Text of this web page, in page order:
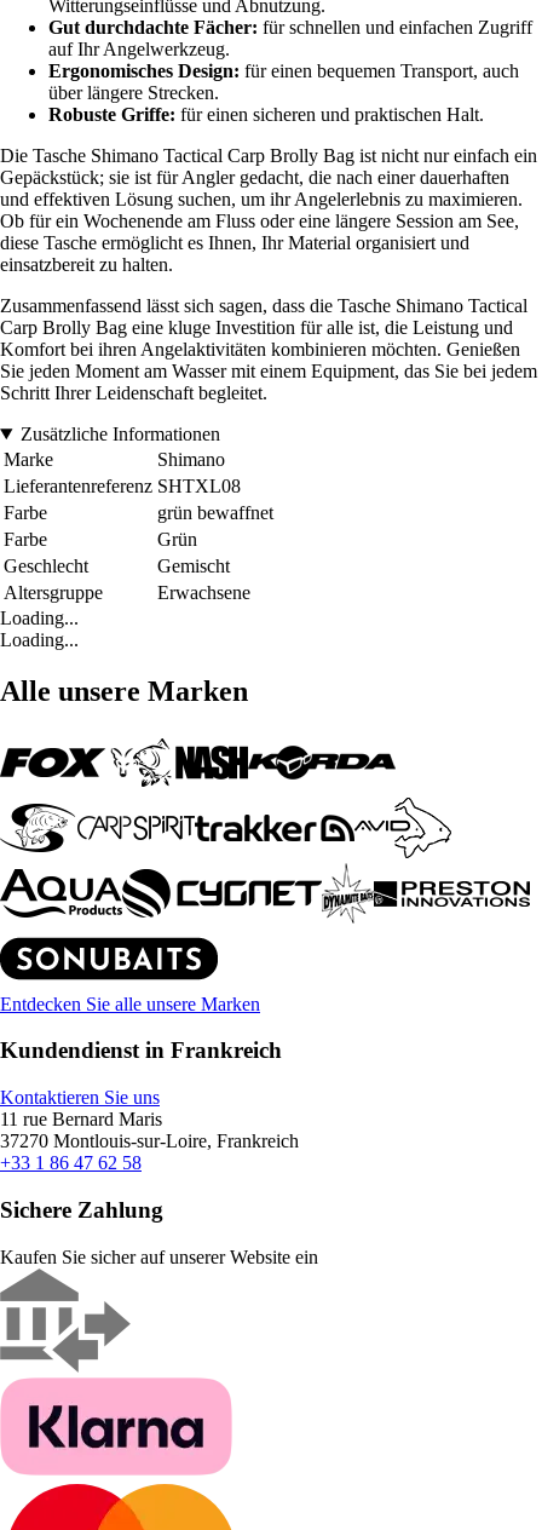
Witterungseinflüsse und Abnutzung.
Gut durchdachte Fächer: für schnellen und einfachen Zugriff
auf Ihr Angelwerkzeug.
Ergonomisches Design: für einen bequemen Transport, auch
über längere Strecken.
Robuste Griffe: für einen sicheren und praktischen Halt.
Die Tasche Shimano Tactical Carp Brolly Bag ist nicht nur einfach ein
Gepäckstück; sie ist für Angler gedacht, die nach einer dauerhaften
und effektiven Lösung suchen, um ihr Angelerlebnis zu maximieren.
Ob für ein Wochenende am Fluss oder eine längere Session am See,
diese Tasche ermöglicht es Ihnen, Ihr Material organisiert und
einsatzbereit zu halten.
Zusammenfassend lässt sich sagen, dass die Tasche Shimano Tactical
Carp Brolly Bag eine kluge Investition für alle ist, die Leistung und
Komfort bei ihren Angelaktivitäten kombinieren möchten. Genießen
Sie jeden Moment am Wasser mit einem Equipment, das Sie bei jedem
Schritt Ihrer Leidenschaft begleitet.
Zusätzliche Informationen
Marke
Shimano
Lieferantenreferenz SHTXL08
Farbe
grün bewaffnet
Farbe
Grün
Geschlecht
Gemischt
Altersgruppe
Erwachsene
Loading...
Loading...
Alle unsere Marken
Entdecken Sie alle unsere Marken
Kundendienst in Frankreich
Kontaktieren Sie uns
11 rue Bernard Maris
37270 Montlouis-sur-Loire, Frankreich
+33 1 86 47 62 58
Sichere Zahlung
Kaufen Sie sicher auf unserer Website ein